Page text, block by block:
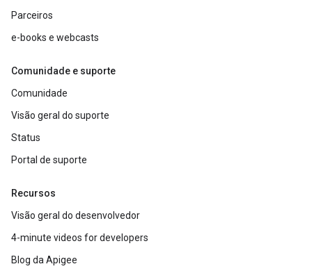
Parceiros
e-books e webcasts
Comunidade e suporte
Comunidade
Visão geral do suporte
Status
Portal de suporte
Recursos
Visão geral do desenvolvedor
4-minute videos for developers
Blog da Apigee